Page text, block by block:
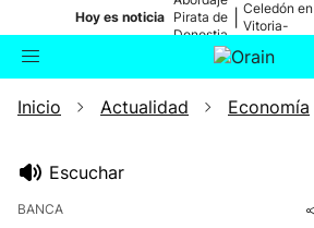
Hoy es noticia Pirata de
Donostia
Celedón en
Vitoria-
Buscador Actualidad
Inicio Actualidad Economía
Escuchar
BANCA